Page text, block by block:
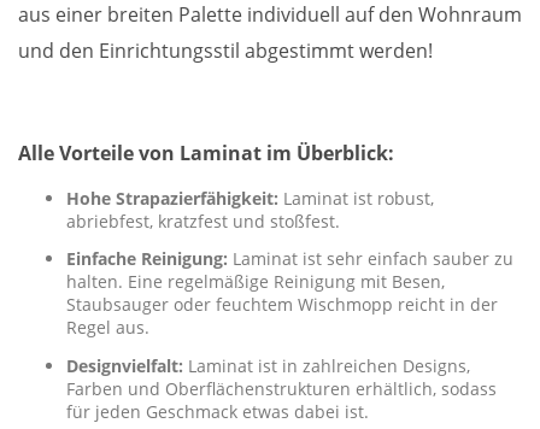
aus einer breiten Palette individuell auf den Wohnraum
und den Einrichtungsstil abgestimmt werden!
Alle Vorteile von Laminat im Überblick:
Hohe Strapazierfähigkeit: Laminat ist robust,
abriebfest, kratzfest und stoßfest.
Einfache Reinigung: Laminat ist sehr einfach sauber zu
halten. Eine regelmäßige Reinigung mit Besen,
Staubsauger oder feuchtem Wischmopp reicht in der
Regel aus.
Designvielfalt: Laminat ist in zahlreichen Designs,
Farben und Oberflächenstrukturen erhältlich, sodass
für jeden Geschmack etwas dabei ist.